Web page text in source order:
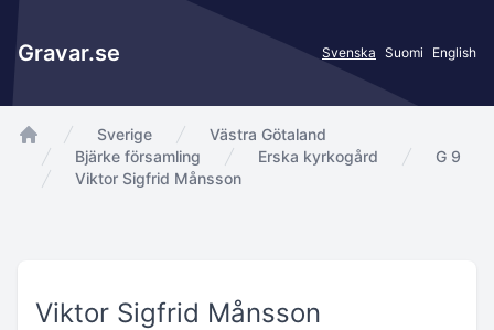
Gravar.se Svenska Suomi English
app.Start
Sverige
Västra Götaland
Bjärke församling
Erska kyrkogård
G 9
Viktor Sigfrid Månsson
Viktor Sigfrid Månsson